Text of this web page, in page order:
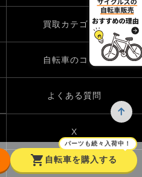
shopping_cart
パーツも続々入荷中！
自転車を購入する
買取カテゴリー
自転車のコラム
よくある質問
X